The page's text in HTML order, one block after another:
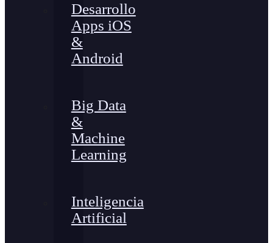
Desarrollo
Apps iOS
&
Android
Big Data
&
Machine
Learning
Inteligencia
Artificial